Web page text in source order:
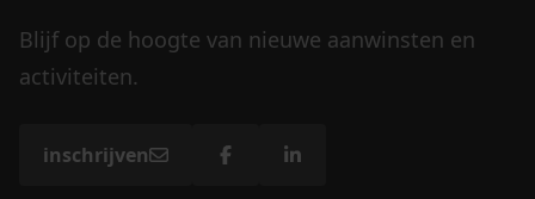
Blijf op de hoogte van nieuwe aanwinsten en
activiteiten.
inschrijven